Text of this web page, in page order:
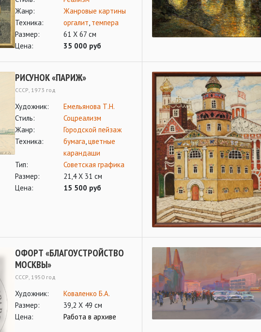
Жанр:
Жанровые картины
Техника:
оргалит, темпера
Размер:
61 Х 67 см
Цена:
35 000 руб
РИСУНОК «ПАРИЖ»
СССР, 1973 год
Художник:
Емельянова Т.Н.
Стиль:
Соцреализм
Жанр:
Городской пейзаж
Техника:
бумага,цветные
карандаши
Тип:
Советская графика
Размер:
21,4 Х 31 см
Цена:
15 500 руб
ОФОРТ «БЛАГОУСТРОЙСТВО
МОСКВЫ»
СССР, 1950 год
Художник:
Коваленко Б.А.
Размер:
39,2 Х 49 см
Цена:
Работа в архиве